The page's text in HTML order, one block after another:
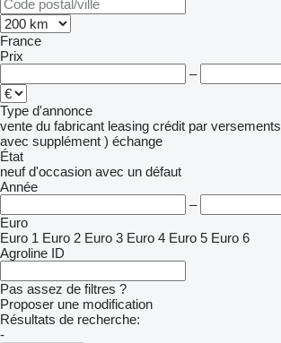
France
Prix
–
Type d'annonce
vente du fabricant leasing crédit par versements
avec supplément ) échange
État
neuf d'occasion avec un défaut
Année
–
Euro
Euro 1 Euro 2 Euro 3 Euro 4 Euro 5 Euro 6
Agroline ID
Pas assez de filtres ?
Proposer une modification
Résultats de recherche:
-